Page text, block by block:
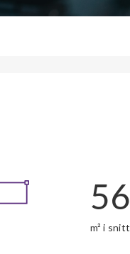
56
m² i snitt